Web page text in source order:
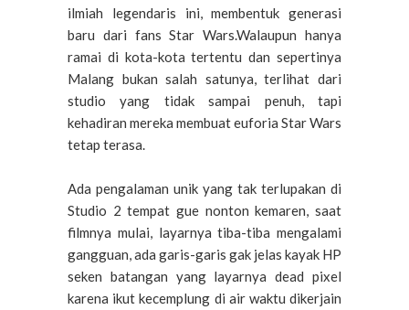
ilmiah legendaris ini, membentuk generasi
baru dari fans Star Wars.Walaupun hanya
ramai di kota-kota tertentu dan sepertinya
Malang bukan salah satunya, terlihat dari
studio yang tidak sampai penuh, tapi
kehadiran mereka membuat euforia Star Wars
tetap terasa.
Ada pengalaman unik yang tak terlupakan di
Studio 2 tempat gue nonton kemaren, saat
filmnya mulai, layarnya tiba-tiba mengalami
gangguan, ada garis-garis gak jelas kayak HP
seken batangan yang layarnya dead pixel
karena ikut kecemplung di air waktu dikerjain